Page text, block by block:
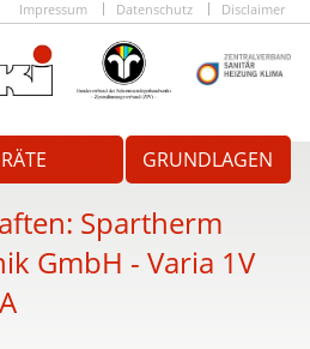
Impressum Datenschutz Disclaimer
GRUNDLAGEN
Spartherm
GmbH - Varia 1V